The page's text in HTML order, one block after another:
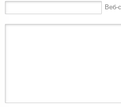
Веб-